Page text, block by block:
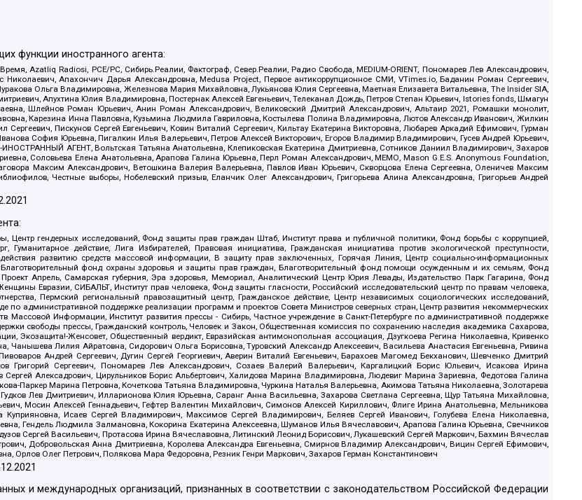
функции иностранного агента:
Azatliq Radiosi, PCE/PC, Сибирь.Реалии, Фактограф, Север.Реалии, Радио Свобода, MEDIUM-ORIENT, Пономарев Лев Александрович,
Апахончич Дарья Александровна, Medusa Project, Первое антикоррупционное СМИ, VTimes.io, Баданин Роман Сергеевич,
Ольга Владимировна, Железнова Мария Михайловна, Лукьянова Юлия Сергеевна, Маетная Елизавета Витальевна, The Insider SIA,
Апухтина Юлия Владимировна, Постернак Алексей Евгеньевич, Телеканал Дождь, Петров Степан Юрьевич, Istories fonds, Шмагун
Шлейнов Роман Юрьевич, Анин Роман Александрович, Великовский Дмитрий Александрович, Альтаир 2021, Ромашки монолит,
Карезина Инна Павловна, Кузьмина Людмила Гавриловна, Костылева Полина Владимировна, Лютов Александр Иванович, Жилкин
Пискунов Сергей Евгеньевич, Ковин Виталий Сергеевич, Кильтау Екатерина Викторовна, Любарев Аркадий Ефимович, Гурман
София Юрьевна, Пигалкин Илья Валерьевич, Петров Алексей Викторович, Егоров Владимир Владимирович, Гусев Андрей Юрьевич,
АГЕНТ, Вольтская Татьяна Анатольевна, Клепиковская Екатерина Дмитриевна, Сотников Даниил Владимирович, Захаров
Соловьева Елена Анатольевна, Арапова Галина Юрьевна, Перл Роман Александрович, МЕМО, Mason G.E.S. Anonymous Foundation,
Максим Александрович, Ветошкина Валерия Валерьевна, Павлов Иван Юрьевич, Скворцова Елена Сергеевна, Оленичев Максим
Честные выборы, Нобелевский призыв, Еланчик Олег Александрович, Григорьева Алина Александровна, Григорьев Андрей
Центр гендерных исследований, Фонд защиты прав граждан Штаб, Институт права и публичной политики, Фонд борьбы с коррупцией,
действие, Лига Избирателей, Правовая инициатива, Гражданская инициатива против экологической преступности,
развитию средств массовой информации, В защиту прав заключенных, Горячая Линия, Центр социально-информационных
фонд охраны здоровья и защиты прав граждан, Благотворительный фонд помощи осужденным и их семьям, Фонд
Апрель, Самарская губерния, Эра здоровья, Мемориал, Аналитический Центр Юрия Левады, Издательство Парк Гагарина, Фонд
Евразии, СИБАЛЬТ, Институт прав человека, Фонд защиты гласности, Российский исследовательский центр по правам человека,
Пермский региональный правозащитный центр, Гражданское действие, Центр независимых социологических исследований,
административной поддержке реализации программ и проектов Совета Министров северных стран, Центр развития некоммерческих
Массовой Информации, Институт развития прессы - Сибирь, Частное учреждение в Санкт-Петербурге по административной поддержке
свободы прессы, Гражданский контроль, Человек и Закон, Общественная комиссия по сохранению наследия академика Сахарова,
Экозащита!-Женсовет, Общественный вердикт, Евразийская антимонопольная ассоциация, Дзугкоева Регина Николаевна, Кривенко
Лилия Айратовна, Сидорович Ольга Борисовна, Туровский Александр Алексеевич, Васильева Анастасия Евгеньевна, Ривина
Андрей Сергеевич, Дугин Сергей Георгиевич, Аверин Виталий Евгеньевич, Барахоев Магомед Бекханович, Шевченко Дмитрий
Сергеевич, Пономарев Лев Александрович, Созаев Валерий Валерьевич, Каргалицкий Борис Юльевич, Исакова Ирина
Алексадрович, Цирульников Борис Альбертович, Халидова Марина Владимировна, Людевиг Марина Зариевна, Федотова Галина
Паркер Марина Петровна, Кочеткова Татьяна Владимировна, Чуркина Наталья Валерьевна, Акимова Татьяна Николаевна, Золотарева
Лев Дмитриевич, Илларионова Юлия Юрьевна, Саранг Анна Васильевна, Захарова Светлана Сергеевна, Щур Татьяна Михайловна,
Мосин Алексей Геннадьевич, Гефтер Валентин Михайлович, Симонов Алексей Кириллович, Флиге Ирина Анатольевна, Мельникова
Исаев Сергей Владимирович, Максимов Сергей Владимирович, Беляев Сергей Иванович, Голубева Елена Николаевна,
Гендель Людмила Залмановна, Кокорина Екатерина Алексеевна, Шуманов Илья Вячеславович, Арапова Галина Юрьевна, Свечников
Сергей Васильевич, Протасова Ирина Вячеславовна, Литинский Леонид Борисович, Лукашевский Сергей Маркович, Бахмин Вячеслав
Добровольская Анна Дмитриевна, Королева Александра Евгеньевна, Смирнов Владимир Александрович, Вицин Сергей Ефимович,
Орлов Олег Петрович, Полякова Мара Федоровна, Резник Генри Маркович, Захаров Герман Константинович
и международных организаций, признанных в соответствии с законодательством Российской Федерации